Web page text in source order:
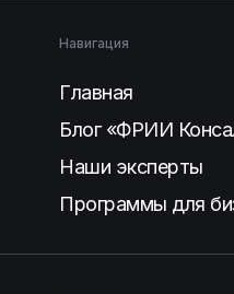
Навигация
Программы для
Наши эксперты
Блог «ФРИИ
Главная